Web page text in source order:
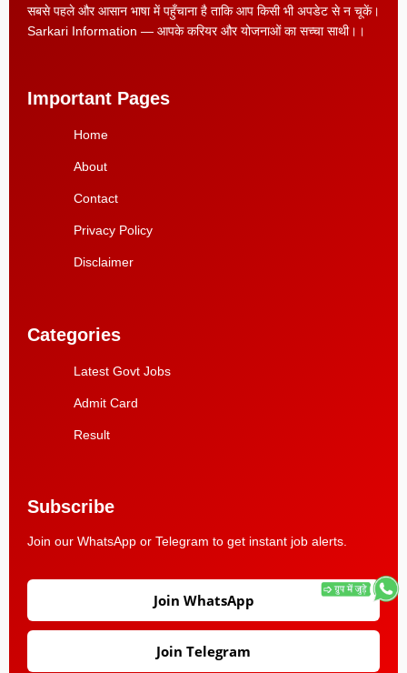
सबसे पहले और आसान भाषा में पहुँचाना है ताकि आप किसी भी अपडेट से न चूकें।
Sarkari Information — आपके करियर और योजनाओं का सच्चा साथी।।
Important Pages
Home
About
Contact
Privacy Policy
Disclaimer
Categories
Latest Govt Jobs
Admit Card
Result
Subscribe
Join our WhatsApp or Telegram to get instant job alerts.
Join WhatsApp
Join Telegram